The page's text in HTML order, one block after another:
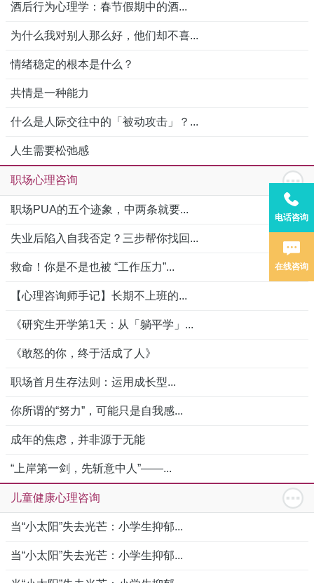
酒后行为心理学：春节假期中的酒...
为什么我对别人那么好，他们却不喜...
情绪稳定的根本是什么？
共情是一种能力
什么是人际交往中的「被动攻击」？...
人生需要松弛感
职场心理咨询
职场PUA的五个迹象，中两条就要...
失业后陷入自我否定？三步帮你找回...
救命！你是不是也被 “工作压力”...
【心理咨询师手记】长期不上班的...
《研究生开学第1天：从「躺平学」...
《敢怒的你，终于活成了人》
职场首月生存法则：运用成长型...
你所谓的“努力”，可能只是自我感...
成年的焦虑，并非源于无能
“上岸第一剑，先斩意中人”——...
儿童健康心理咨询
当“小太阳”失去光芒：小学生抑郁...
当“小太阳”失去光芒：小学生抑郁...
电话咨询
在线咨询